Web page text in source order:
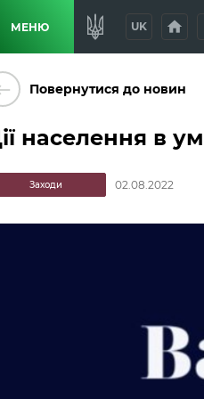
МЕНЮ UK home
Повернутися до новин
населення в
Заходи 02.08.2022